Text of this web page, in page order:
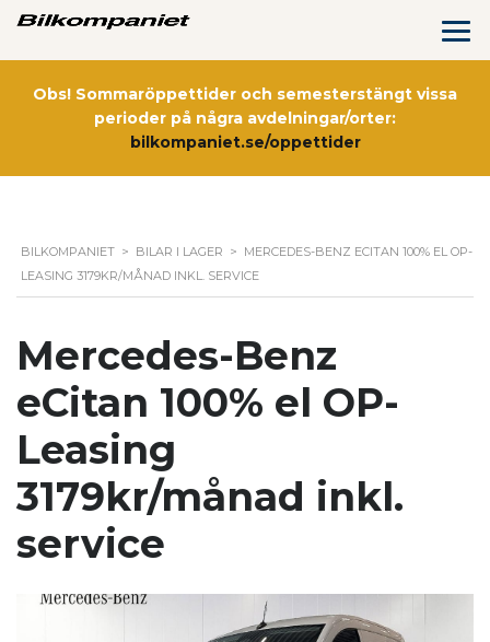
Obs! Sommaröppettider och semesterstängt vissa
perioder på några avdelningar/orter:
bilkompaniet.se/oppettider
BILKOMPANIET > BILAR I LAGER > MERCEDES-BENZ ECITAN 100% EL OP-
LEASING 3179KR/MÅNAD INKL. SERVICE
Mercedes-Benz
eCitan 100% el OP-
Leasing
3179kr/månad inkl.
service